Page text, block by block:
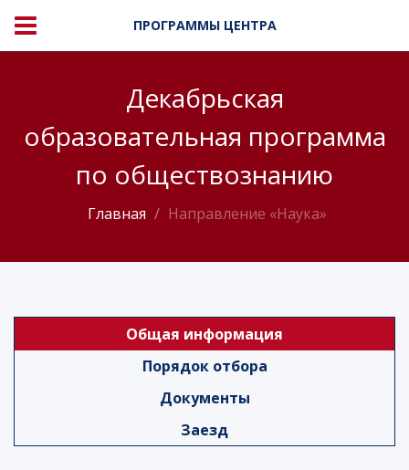
ПРОГРАММЫ ЦЕНТРА
Декабрьская
образовательная программа
по обществознанию
Главная Направление «Наука»
Общая информация
Порядок отбора
Документы
Заезд